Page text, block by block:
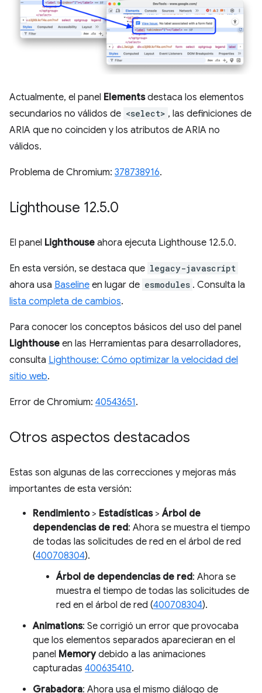
Actualmente, el panel Elementsdestaca los elementos
secundarios no válidos de <select> , las definiciones de
ARIA que no coinciden y los atributos de ARIA no
válidos.
Problema de Chromium: 378738916.
Lighthouse 12.5.0
El panel Lighthouse ahora ejecuta Lighthouse 12.5.0.
En esta versión, se destaca que legacy-javascript
ahora usa Baseline en lugar de esmodules . Consulta la
lista completa de cambios.
Para conocer los conceptos básicos del uso del panel
Lighthouse en las Herramientas para desarrolladores,
consulta Lighthouse: Cómo optimizar la velocidad del
sitio web.
Error de Chromium: 40543651.
Otros aspectos destacados
Estas son algunas de las correcciones y mejoras más
importantes de esta versión:
Rendimiento> Estadísticas>Árbol de
dependencias de red: Ahora se muestra el tiempo
de todas las solicitudes de red en el árbol de red
(400708304).
Árbol de dependencias de red: Ahora se
muestra el tiempo de todas las solicitudes de
red en el árbol de red (400708304).
Animations: Se corrigió un error que provocaba
que los elementos separados aparecieran en el
panel Memorydebido a las animaciones
capturadas 400635410.
Grabadora: Ahora usa el mismo diálogo de